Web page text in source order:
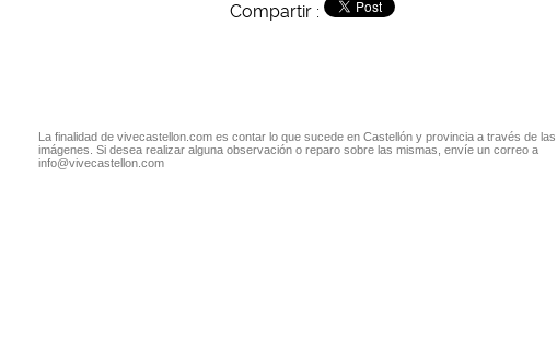
Compartir :
La finalidad de vivecastellon.com es contar lo que sucede en Castellón y provincia a través de las
imágenes. Si desea realizar alguna observación o reparo sobre las mismas, envíe un correo a
info@vivecastellon.com